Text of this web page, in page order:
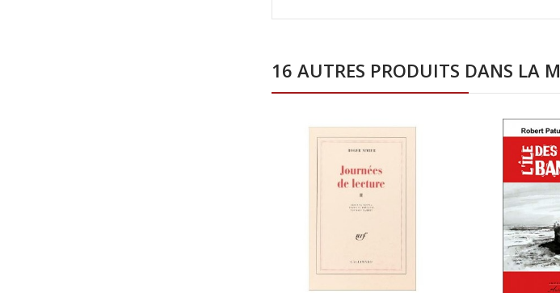
16 AUTRES PRODUITS DANS LA